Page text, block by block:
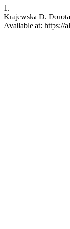
1.
Krajewska D.
Available at: https://